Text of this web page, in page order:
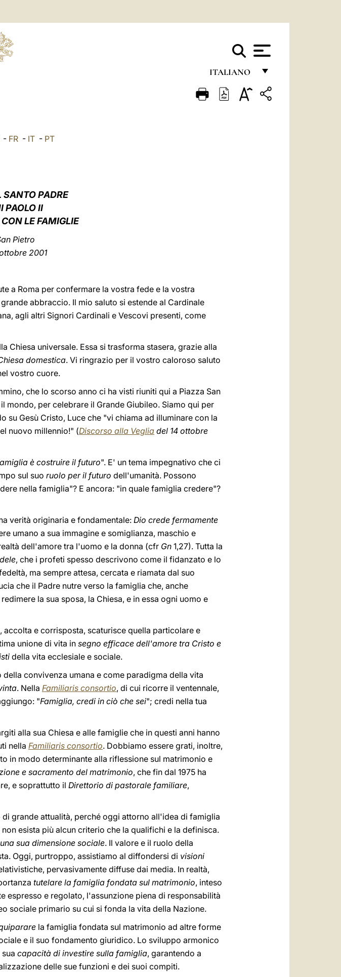
ITALIANO
FRANÇAIS
- FR - IT - PT
SANTO PADRE
PAOLO II
LE FAMIGLIE
Pietro
2001
a Roma per confermare la vostra fede e la vostra
abbraccio. Il mio saluto si estende al Cardinale
agli altri Signori Cardinali e Vescovi presenti, come
Chiesa universale. Essa si trasforma stasera, grazie alla
domestica. Vi ringrazio per il vostro caloroso saluto
vostro cuore.
che lo scorso anno ci ha visti riuniti qui a Piazza San
mondo, per celebrare il Grande Giubileo. Siamo qui per
Gesù Cristo, Luce che "vi chiama ad illuminare con la
nuovo millennio!" (Discorso alla Veglia del 14 ottobre
è costruire il futuro". E' un tema impegnativo che ci
sul suo ruolo per il futuro dell'umanità. Possono
nella famiglia"? E ancora: "in quale famiglia credere"?
verità originaria e fondamentale: Dio crede fermamente
umano a sua immagine e somiglianza, maschio e
dell'amore tra l'uomo e la donna (cfr Gn 1,27). Tutta la
, che i profeti spesso descrivono come il fidanzato e lo
ma sempre attesa, cercata e riamata dal suo
che il Padre nutre verso la famiglia che, anche
la sua sposa, la Chiesa, e in essa ogni uomo e
e corrisposta, scaturisce quella particolare e
unione di vita in segno efficace dell'amore tra Cristo e
della vita ecclesiale e sociale.
convivenza umana e come paradigma della vita
. Nella Familiaris consortio, di cui ricorre il ventennale,
"Famiglia, credi in ciò che sei"; credi nella tua
alla sua Chiesa e alle famiglie che in questi anni hanno
nella Familiaris consortio. Dobbiamo essere grati, inoltre,
in modo determinante alla riflessione sul matrimonio e
e sacramento del matrimonio, che fin dal 1975 ha
e soprattutto il Direttorio di pastorale familiare,
grande attualità, perché oggi attorno all'idea di famiglia
esista più alcun criterio che la qualifichi e la definisca.
una sua dimensione sociale. Il valore e il ruolo della
Oggi, purtroppo, assistiamo al diffondersi di visioni
pervasivamente diffuse dai media. In realtà,
tutelare la famiglia fondata sul matrimonio, inteso
e regolato, l'assunzione piena di responsabilità
sociale primario su cui si fonda la vita della Nazione.
la famiglia fondata sul matrimonio ad altre forme
e il suo fondamento giuridico. Lo sviluppo armonico
capacità di investire sulla famiglia, garantendo a
delle sue funzioni e dei suoi compiti.